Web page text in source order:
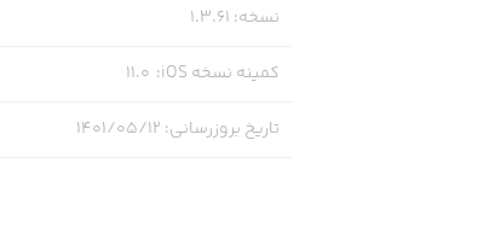
نسخه:
1.3.61
کمینه نسخه iOS :
11.0
تاریخ بروزرسانی: ۱۴۰۱/۰۵/۱۲